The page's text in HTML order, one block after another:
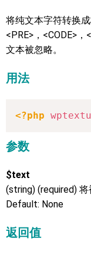
将纯文本字符转换
<PRE>，<CODE>
文本被忽略。
用法
<?php
参数
$text
(string) (required)
Default: None
返回值